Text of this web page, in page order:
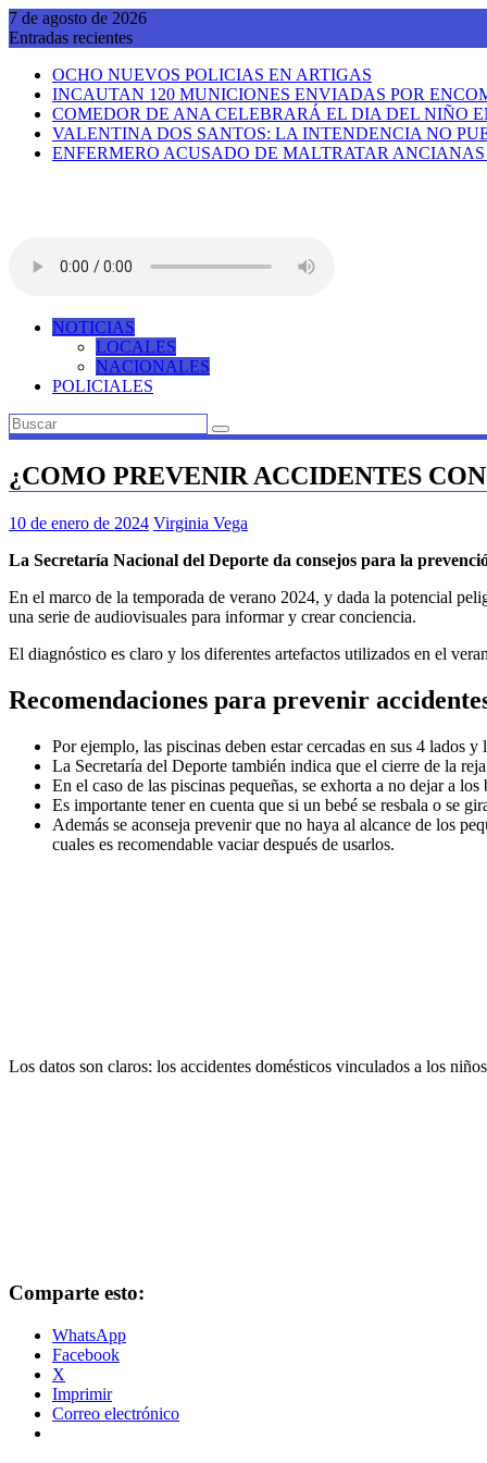
Saltar
al
7 de agosto de 2026
Entradas recientes
OCHO NUEVOS POLICIAS EN ARTIGAS
INCAUTAN 120 MUNICIONES ENVIADAS POR
COMEDOR DE ANA CELEBRARÁ EL DIA DEL NIÑO
VALENTINA DOS SANTOS: LA INTENDENCIA NO
ENFERMERO ACUSADO DE MALTRATAR
NOTICIAS
LOCALES
NACIONALES
POLICIALES
¿COMO PREVENIR ACCIDENTES
10 de enero de 2024 Virginia Vega
La Secretaría Nacional del Deporte da consejos para la
En el marco de la temporada de verano 2024, y dada la potencial
una serie de audiovisuales para informar y crear conciencia.
El diagnóstico es claro y los diferentes artefactos utilizados en el
Recomendaciones para prevenir
Por ejemplo, las piscinas deben estar cercadas en sus 4 lados
La Secretaría del Deporte también indica que el cierre de la
En el caso de las piscinas pequeñas, se exhorta a no dejar a
Es importante tener en cuenta que si un bebé se resbala o se
Además se aconseja prevenir que no haya al alcance de los
cuales es recomendable vaciar después de usarlos.
Los datos son claros: los accidentes domésticos vinculados a los
Comparte esto:
WhatsApp
Facebook
X
Imprimir
Correo electrónico